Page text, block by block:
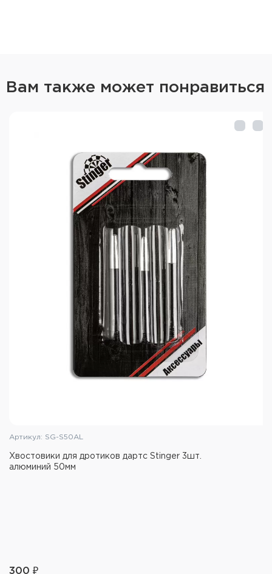
Вам также может понравиться
Артикул: SG-S50AL
Хвостовики для дротиков дартс Stinger 3шт.
алюминий 50мм
300 ₽